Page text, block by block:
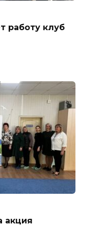
работу клуб
акция